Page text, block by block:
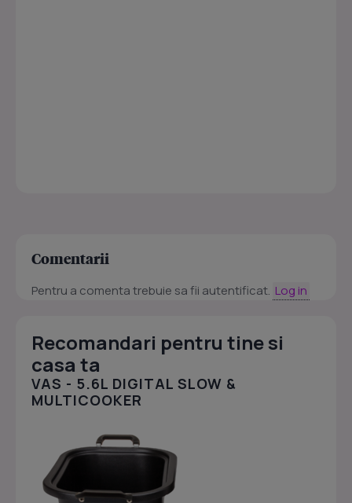
Comentarii
Pentru a comenta trebuie sa fii autentificat. Log in
Recomandari pentru tine si
casa ta
VAS - 5.6L DIGITAL SLOW &
MULTICOOKER